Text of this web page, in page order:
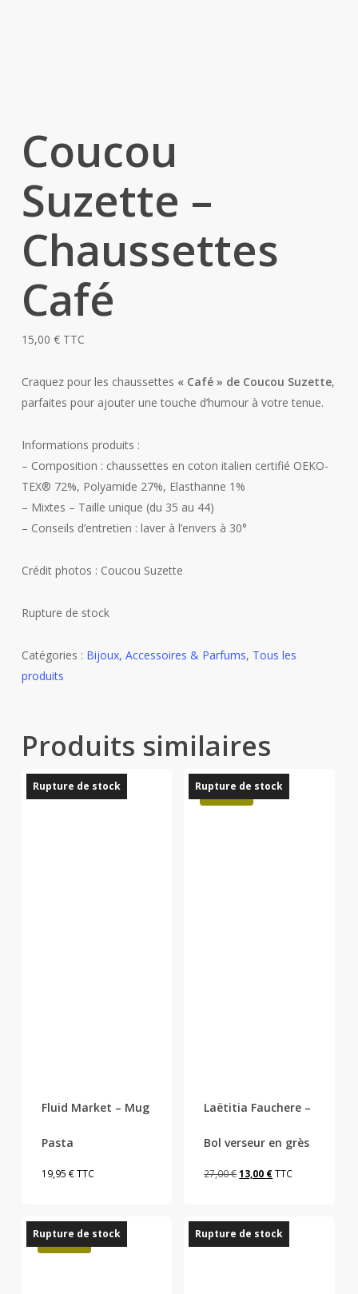
Coucou
Suzette –
Chaussettes
Café
15,00 € TTC
Craquez pour les chaussettes « Café » de Coucou Suzette,
parfaites pour ajouter une touche d’humour à votre tenue.
Informations produits :
– Composition : chaussettes en coton italien certifié OEKO-
TEX®️ 72%, Polyamide 27%, Elasthanne 1%
– Mixtes – Taille unique (du 35 au 44)
– Conseils d’entretien : laver à l’envers à 30°
Crédit photos : Coucou Suzette
Rupture de stock
Catégories : Bijoux, Accessoires & Parfums, Tous les
produits
Produits similaires
Rupture de stock
Fluid Market – Mug
Pasta
19,95 €TTC
Rupture de stock
Promo !
Laëtitia Fauchere –
Bol verseur en grès
27,00€Le
était :
13,00 €Le
est :
TTC
Rupture de stock
Promo !
Rupture de stock